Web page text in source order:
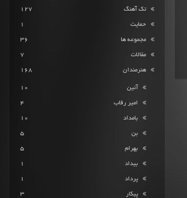
تک آهنگ 127
حمایت 1
مجموعه ها 36
مقالات 7
هنرمندان 168
آئین 10
امیر رقاب 4
بامداد 10
بن 5
بهرام 5
بیداد 1
پرداد 1
پیکار 3